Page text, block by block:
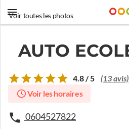
Voir toutes les photos
AUTO
4.8 / 5 (13 avis)
Voir les horaires
0604527822